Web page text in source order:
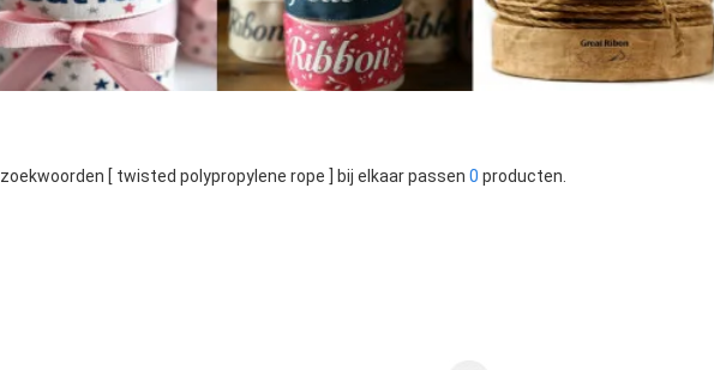
zoekwoorden [ twisted polypropylene rope ] bij elkaar passen 0 producten.